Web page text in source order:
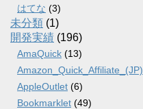
はてな (3)
未分類 (1)
開発実績 (196)
AmaQuick (13)
Amazon_Quick_Affiliate_(JP)
AppleOutlet (6)
Bookmarklet (49)